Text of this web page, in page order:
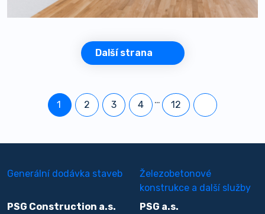
Další strana
1 2 3 4 … 12
Generální dodávka staveb
PSG Construction a.s.
Železobetonové
konstrukce a další služby
PSG a.s.